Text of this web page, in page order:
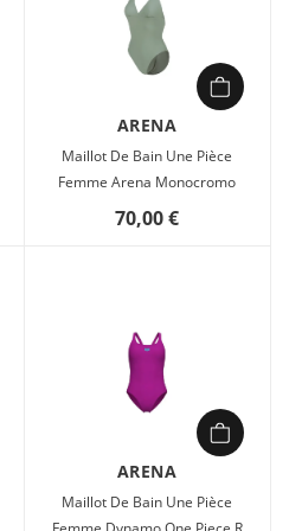
ARENA
Maillot De Bain Une Pièce
Femme Arena Monocromo
70,00 €
ARENA
Maillot De Bain Une Pièce